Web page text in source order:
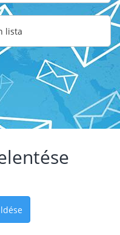
lista